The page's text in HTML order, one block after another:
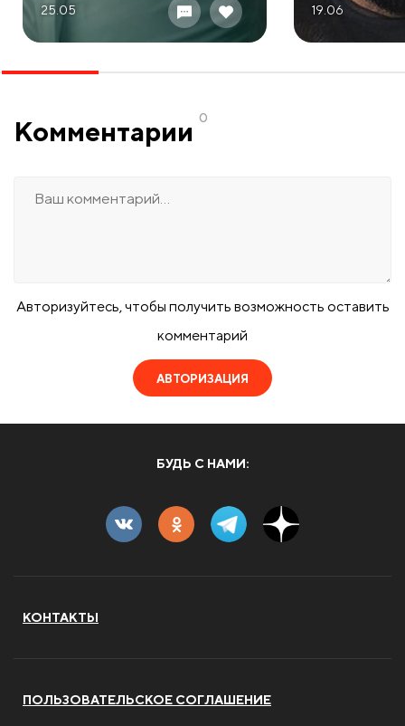
25.05 19.06
Комментарии 0
Авторизуйтесь, чтобы получить возможность оставить
комментарий
АВТОРИЗАЦИЯ
БУДЬ С НАМИ:
КОНТАКТЫ
ПОЛЬЗОВАТЕЛЬСКОЕ СОГЛАШЕНИЕ